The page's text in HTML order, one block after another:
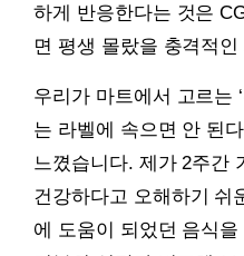
하게 반응한다는 것은
면 평생 몰랐을 충격적
우리가 마트에서 고르는
는 라벨에 속으면 안 된
느꼈습니다. 제가 2주간
건강하다고 오해하기 쉬
에 도움이 되었던 음식